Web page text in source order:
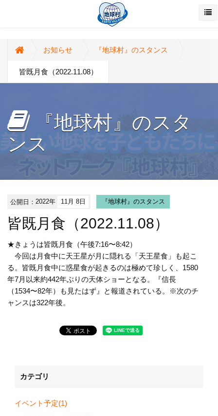
お知らせ 『地球村』のスタンス
皆既月食（2022.11.08）
『地球村』のスタ
ンス
公開日：2022年 11月 8日 『地球村』のスタンス
皆既月食（2022.11.08）
★きょうは皆既月食（午後7:16〜8:42）
今回は月食中に天王星が月に隠れる「天王星食」も起こ
る。皆既月食中に惑星食が起きるのは極めて珍しく、1580
年7月以来約442年ぶりの天体ショーとなる。『信長
（1534〜82年）も見たはず』と報道されている。※次のチ
ャンスは322年後。
カテゴリ
イベント予定(1)